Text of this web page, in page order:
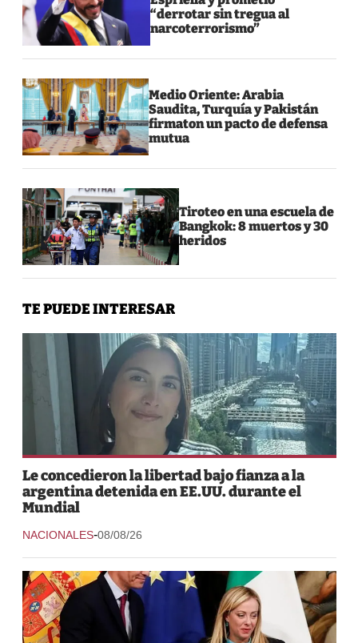
“derrotar sin tregua al
narcoterrorismo”
Medio Oriente: Arabia
Saudita, Turquía y Pakistán
firmaton un pacto de defensa
mutua
Tiroteo en una escuela de
Bangkok: 8 muertos y 30
heridos
TE PUEDE INTERESAR
Le concedieron la libertad bajo fianza a la
argentina detenida en EE.UU. durante el
Mundial
NACIONALES-08/08/26